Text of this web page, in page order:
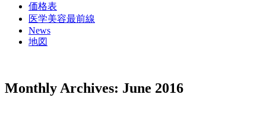
価格表
医学美容最前線
News
地図
Monthly Archives: June 2016